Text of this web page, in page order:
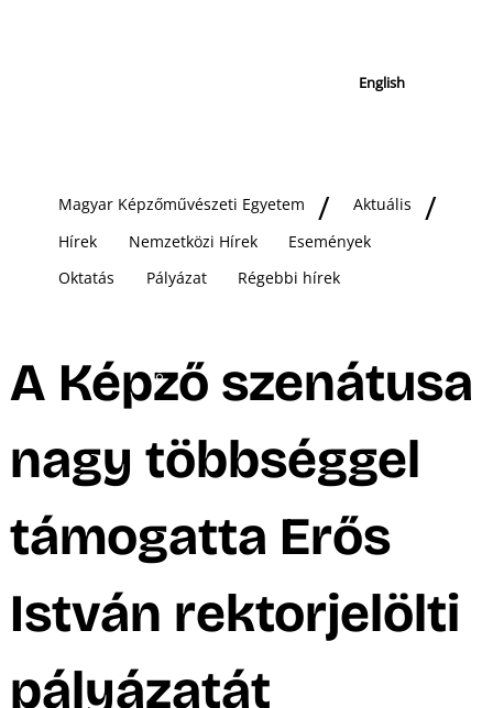
English
Magyar Képzőművészeti Egyetem
Aktuális
Hírek
Nemzetközi Hírek
Események
Oktatás
Pályázat Régebbi hírek
A Képző szenátusa
nagy többséggel
támogatta Erős
István rektorjelölti
pályázatát